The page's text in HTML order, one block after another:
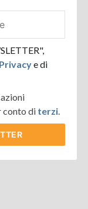
e di
conto di terzi.